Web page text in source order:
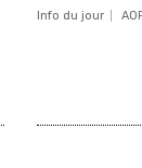
Info du jour